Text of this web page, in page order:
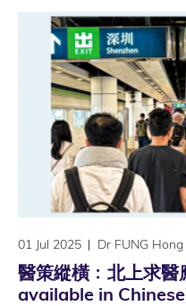
01 Jul 2025 Dr FUNG Hong
醫策縱橫﹕北上求
available in